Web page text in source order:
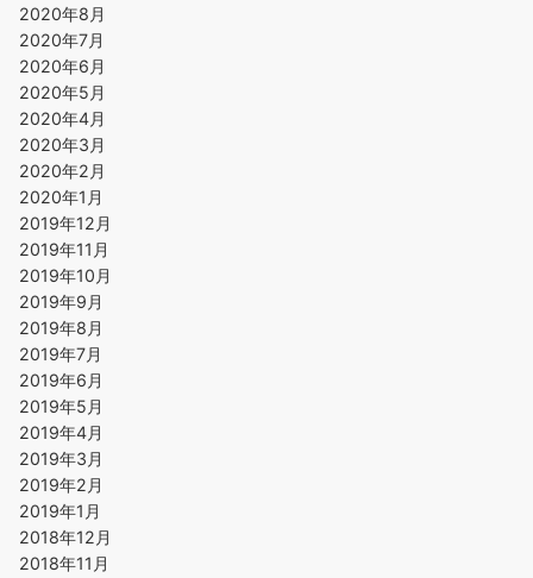
2020年8月
2020年7月
2020年6月
2020年5月
2020年4月
2020年3月
2020年2月
2020年1月
2019年12月
2019年11月
2019年10月
2019年9月
2019年8月
2019年7月
2019年6月
2019年5月
2019年4月
2019年3月
2019年2月
2019年1月
2018年12月
2018年11月